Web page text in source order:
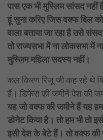
पास एक भी मुस्लिम सांसद
हूं सुना करिए जिस वक्फ बिल
वाला बताया जा रहा है उसे संसद
तो राज्यसभा में ना लोकसभा में
मुस्लिम महिला सदस्य नहीं।
कल किरण रिजू जी कह रहे थे
हैं। डिफेंस की जमीनें देश की
यह जो वक्फ की जमीने हैं यह
डोनेट किया है। तो हम भी तो
इसी देश के बेटे हैं। तो वक्फ की